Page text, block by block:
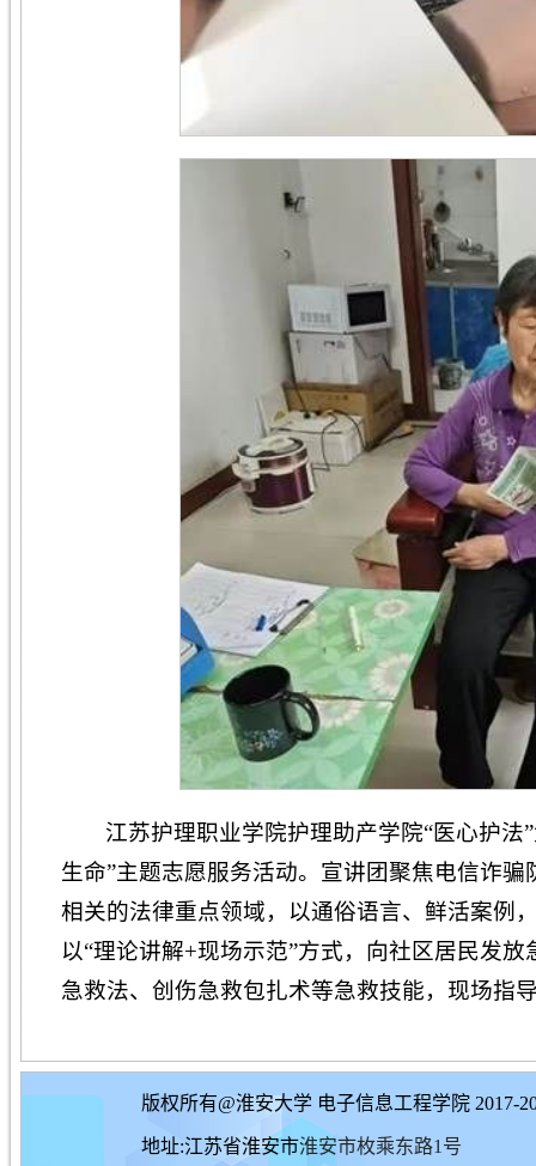
江苏护理职业学院护理助产学院“医心护
生命”主题志愿服务活动。宣讲团聚焦电信诈
相关的法律重点领域，以通俗语言、鲜活案例
以“理论讲解+现场示范”方式，向社区居民发
急救法、创伤急救包扎术等急救技能，现场指
版权所有@淮安大学 电子信息工程学院 2017-
地址:江苏省淮安市淮安市枚乘东路1号